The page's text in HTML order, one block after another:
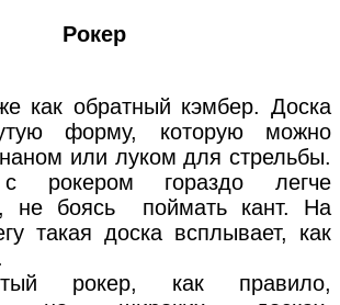
Рокер
как обратный кэмбер. Доска
форму, которую можно
или луком для стрельбы.
рокером гораздо легче
не боясь поймать кант. На
такая доска всплывает, как
рокер, как правило,